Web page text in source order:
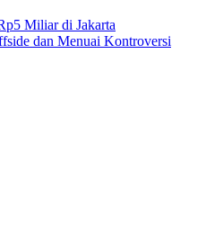
Miliar di Jakarta
dan Menuai Kontroversi